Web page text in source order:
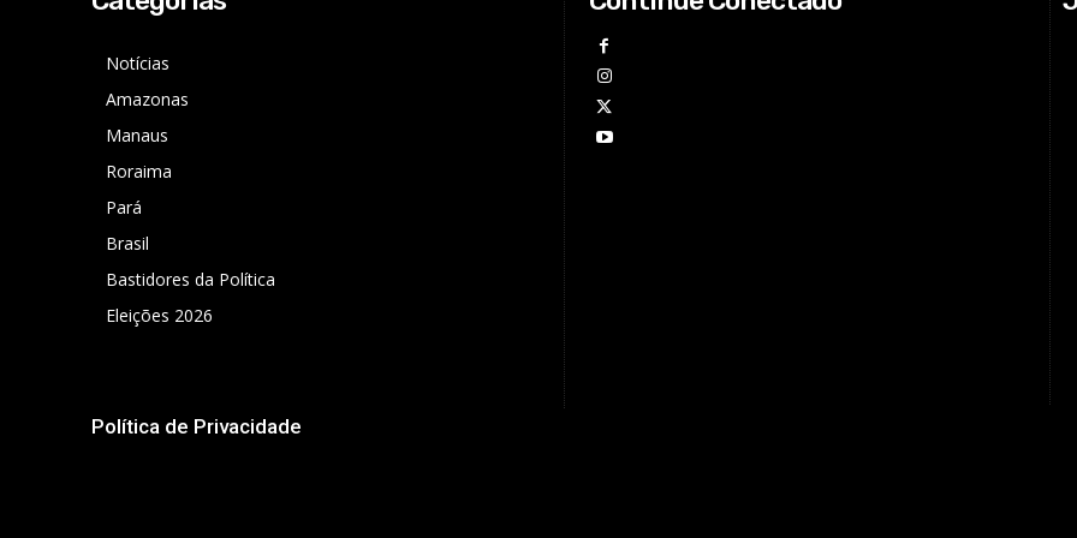
Notícias
Amazonas
Manaus
Roraima
Pará
Brasil
Bastidores da Política
Eleições 2026
Política de Privacidade